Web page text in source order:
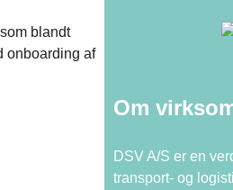
blandt
onboarding af
Om
DSV A/S er en
transport- og